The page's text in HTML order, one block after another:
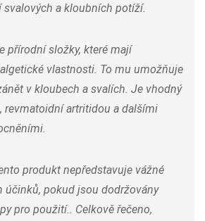
a kloubních potíží.
přírodní složky, které mají
vlastnosti. To mu umožňuje
v kloubech a svalích. Je vhodný
revmatoidní artritidou a dalšími
produkt nepředstavuje vážné
účinků, pokud jsou dodržovány
pro použití.. Celkově řečeno,